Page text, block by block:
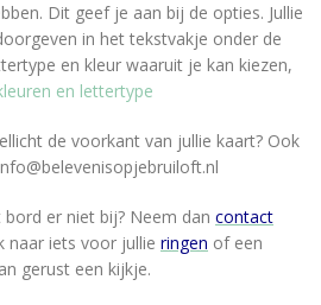
Dit geef je aan bij de opties. Jullie
in het tekstvakje onder de
en kleur waaruit je kan kiezen,
en lettertype
de voorkant van jullie kaart? Ook
er niet bij? Neem dan contact
naar iets voor jullie ringen of een
gerust een kijkje.